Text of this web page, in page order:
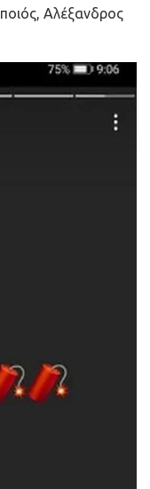
Αλέξανδρος